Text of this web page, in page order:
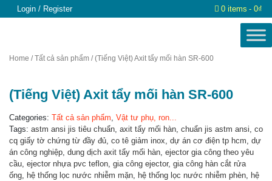
Login / Register 0 items 0₫
Home /Tất cả sản phẩm / (Tiếng Việt) Axit tẩy mối hàn SR-600
(Tiếng Việt) Axit tẩy mối hàn SR-600
Categories: Tất cả sản phẩm, Vật tư phụ, ron...
Tags: astm ansi jis tiêu chuẩn, axit tẩy mối hàn, chuẩn jis astm ansi, co
cq giấy tờ chứng từ đầy đủ, co tê giảm inox, dự án cơ điện tp hcm, dự
án công nghiệp, dung dịch axit tẩy mối hàn, ejector gia công theo yêu
cầu, ejector nhựa pvc teflon, gia công ejector, gia công hàn cắt rửa
ống, hệ thống lọc nước nhiễm mặn, hệ thống lọc nước nhiễm phèn, hệ